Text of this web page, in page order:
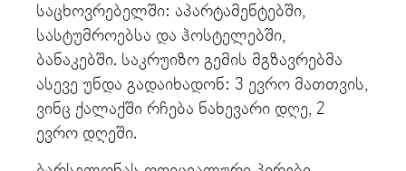
საცხოვრებელში: აპარტამენტებში,
სასტუმროებსა და ჰოსტელებში,
ბანაკებში. საკრუიზო გემის მგზავრებმა
ასევე უნდა გადაიხადონ: 3 ევრო მათთვის,
ვინც ქალაქში რჩება ნახევარი დღე, 2
ევრო დღეში.